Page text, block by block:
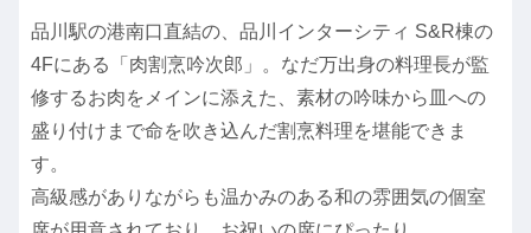
品川駅の港南口直結の、品川インターシティ S&R棟の
4Fにある「肉割烹吟次郎」。なだ万出身の料理長が監
修するお肉をメインに添えた、素材の吟味から皿への
盛り付けまで命を吹き込んだ割烹料理を堪能できま
す。
高級感がありながらも温かみのある和の雰囲気の個室